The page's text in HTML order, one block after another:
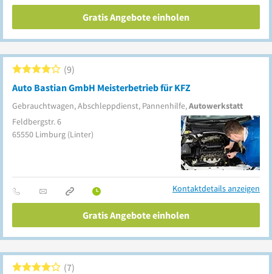
Gratis Angebote einholen
Auto Bastian GmbH Meisterbetrieb für KFZ
Gebrauchtwagen, Abschleppdienst, Pannenhilfe,Autowerkstatt
9
Feldbergstr. 6
65550 Limburg (Linter)
Kontaktdetails anzeigen
Gratis Angebote einholen
7